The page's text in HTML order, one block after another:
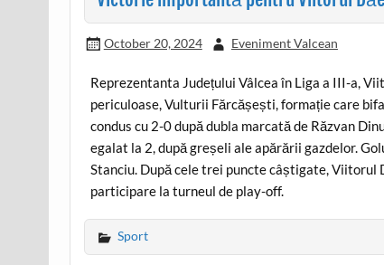
October 20, 2024 Eveniment Valcean
Reprezentanta Județului Vâlcea în Liga a III-a,
periculoase, Vulturii Fărcășești, formație care
condus cu 2-0 după dubla marcată de Răzvan
egalat la 2, după greșeli ale apărării gazdelor.
Stanciu. După cele trei puncte câștigate, Viitorul
participare la turneul de play-off.
Sport